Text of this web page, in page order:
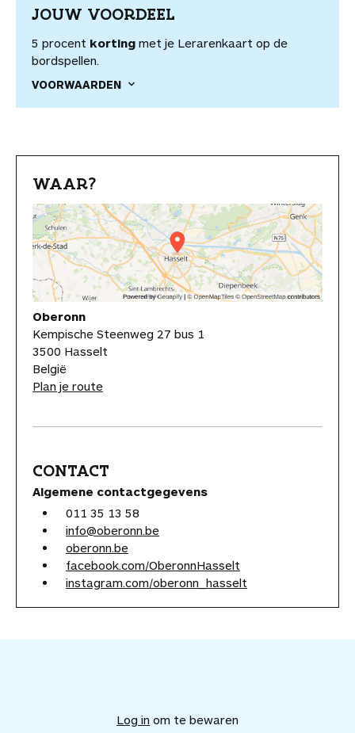
JOUW VOORDEEL
5 procent korting met je Lerarenkaart op de
bordspellen.
VOORWAARDEN
WAAR?
Oberonn
Kempische Steenweg 27 bus 1
3500 Hasselt
België
Plan je route
CONTACT
Algemene contactgegevens
011 35 13 58
info@oberonn.be
oberonn.be
facebook.com/OberonnHasselt
instagram.com/oberonn_hasselt
g
Log in om te bewaren